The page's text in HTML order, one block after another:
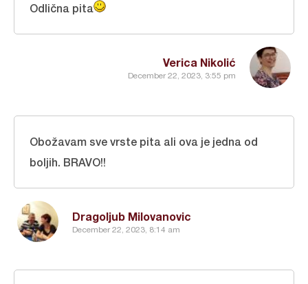
Verica Nikolić
December 22, 2023, 3:55 pm
Odlična pita
Dragoljub Milovanovic
December 22, 2023, 8:14 am
Obožavam sve vrste pita ali ova je jedna od
boljih. BRAVO!!